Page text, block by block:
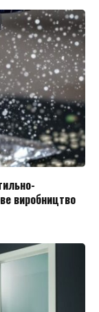
виробництво